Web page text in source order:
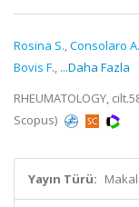
Rosina S.,Consolaro A.
Bovis F., ...Daha Fazla
RHEUMATOLOGY,
Scopus)
Yayın Türü: